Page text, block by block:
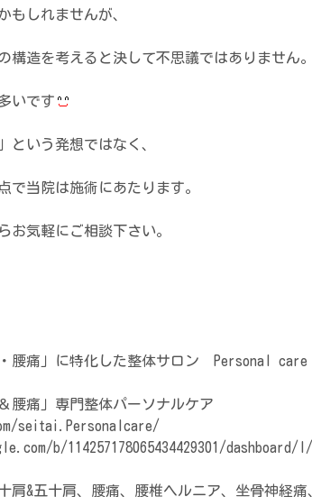
もしれませんが、
構造を考えると決して不思議ではありません。
いです
という発想ではなく、
で当院は施術にあたります。
お気軽にご相談下さい。
腰痛」に特化した整体サロン Personal care
腰痛」専門整体パーソナルケア
seitai.Personalcare/
b/114257178065434429301/dashboard/l/
肩&五十肩、腰痛、腰椎ヘルニア、坐骨神経